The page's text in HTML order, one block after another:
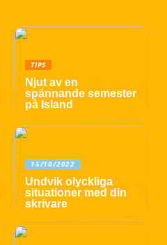
TIPS
Njut av en
spännande semester
på Island
15/10/2022
Undvik olyckliga
situationer med din
skrivare